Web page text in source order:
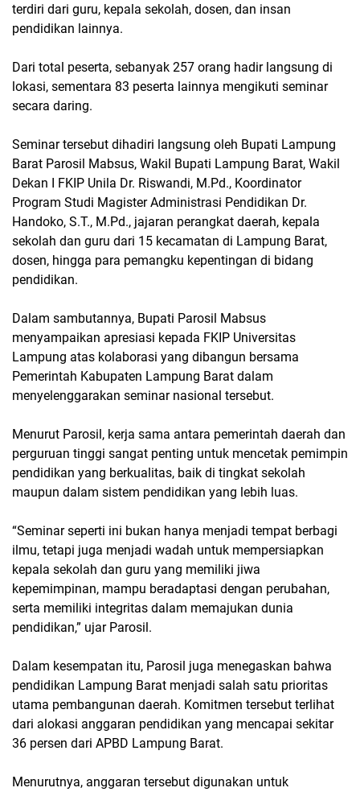
terdiri dari guru, kepala sekolah, dosen, dan insan
pendidikan lainnya.
Dari total peserta, sebanyak 257 orang hadir langsung di
lokasi, sementara 83 peserta lainnya mengikuti seminar
secara daring.
Seminar tersebut dihadiri langsung oleh Bupati Lampung
Barat Parosil Mabsus, Wakil Bupati Lampung Barat, Wakil
Dekan I FKIP Unila Dr. Riswandi, M.Pd., Koordinator
Program Studi Magister Administrasi Pendidikan Dr.
Handoko, S.T., M.Pd., jajaran perangkat daerah, kepala
sekolah dan guru dari 15 kecamatan di Lampung Barat,
dosen, hingga para pemangku kepentingan di bidang
pendidikan.
Dalam sambutannya, Bupati Parosil Mabsus
menyampaikan apresiasi kepada FKIP Universitas
Lampung atas kolaborasi yang dibangun bersama
Pemerintah Kabupaten Lampung Barat dalam
menyelenggarakan seminar nasional tersebut.
Menurut Parosil, kerja sama antara pemerintah daerah dan
perguruan tinggi sangat penting untuk mencetak pemimpin
pendidikan yang berkualitas, baik di tingkat sekolah
maupun dalam sistem pendidikan yang lebih luas.
“Seminar seperti ini bukan hanya menjadi tempat berbagi
ilmu, tetapi juga menjadi wadah untuk mempersiapkan
kepala sekolah dan guru yang memiliki jiwa
kepemimpinan, mampu beradaptasi dengan perubahan,
serta memiliki integritas dalam memajukan dunia
pendidikan,” ujar Parosil.
Dalam kesempatan itu, Parosil juga menegaskan bahwa
pendidikan Lampung Barat menjadi salah satu prioritas
utama pembangunan daerah. Komitmen tersebut terlihat
dari alokasi anggaran pendidikan yang mencapai sekitar
36 persen dari APBD Lampung Barat.
Menurutnya, anggaran tersebut digunakan untuk